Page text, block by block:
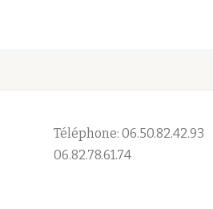
Téléphone: 06.50.82.42.93
06.82.78.61.74